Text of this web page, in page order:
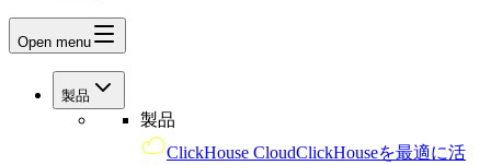
Open menu
製品
製品
ClickHouse CloudClickHouseを最適に活